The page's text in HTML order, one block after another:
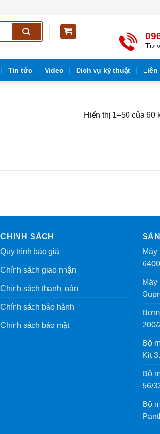
Tư
Tin tức Video Dich vụ kỹ thuật Liên
Hiển thị 1–50 của 60
CHINH SÁCH
Quy trình báo giá
Chính sách giao nhận
Chính sách thanh toán
Chính sách bảo hành
Chính sách bảo mật
Máy
Máy
200/
Bộ
Kit
Bộ
56/
Bộ